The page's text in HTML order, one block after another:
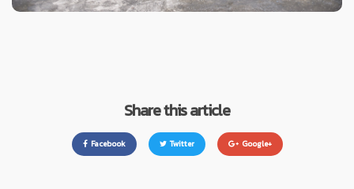
Share this article
Facebook Twitter Google+